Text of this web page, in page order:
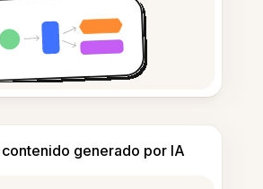
generado por IA